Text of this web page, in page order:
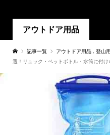
アウトドア用品
記事一覧 アウトドア用品 , 登山
選！リュック・ペットボトル・水筒に付け